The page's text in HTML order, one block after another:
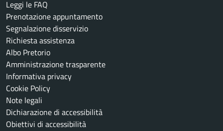
Leggi le FAQ
Prenotazione appuntamento
Segnalazione disservizio
Richiesta assistenza
Albo Pretorio
Amministrazione trasparente
Informativa privacy
Cookie Policy
Note legali
Dichiarazione di accessibilità
Obiettivi di accessibilità